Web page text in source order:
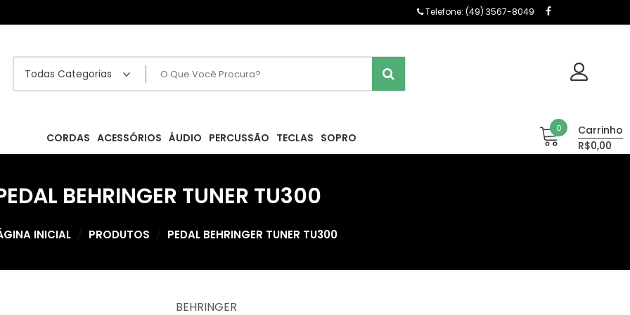
Telefone: (49) 3567-8049
CORDAS ACESSÓRIOS ÁUDIO PERCUSSÃO TECLAS SOPRO
0
Carrinho
R$0,00
BEHRINGER TUNER TU300
INICIAL PRODUTOS PEDAL BEHRINGER TUNER TU300
BEHRINGER